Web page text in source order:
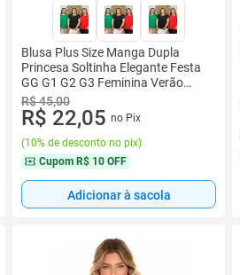
Blusa Plus Size Manga Dupla
Princesa Soltinha Elegante Festa
GG G1 G2 G3 Feminina Verão
Trabalho
R$ 45,00
R$ 22,05 no Pix
(10% de desconto no pix)
Cupom R$ 10 OFF
Adicionar à sacola